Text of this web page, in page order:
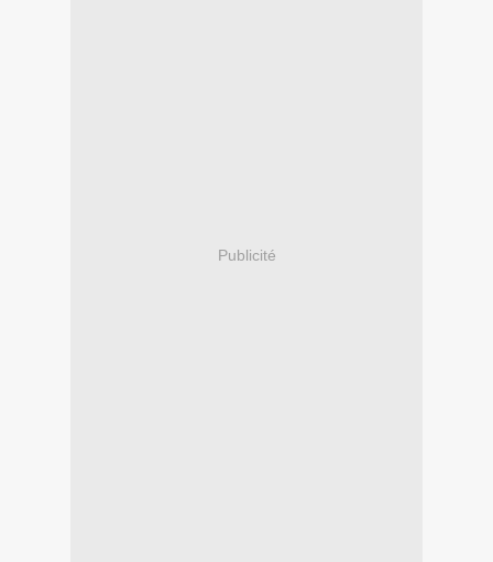
Publicité